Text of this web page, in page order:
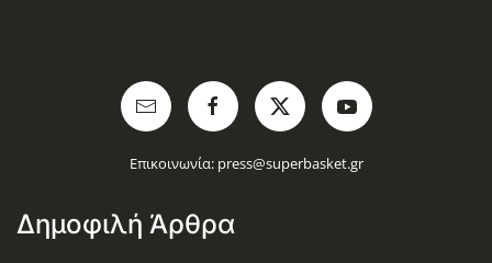
Επικοινωνία: press@superbasket.gr
Δημοφιλή Άρθρα